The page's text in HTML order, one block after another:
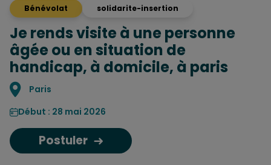
Bénévolat solidarite-insertion
Je rends visite à une personne
âgée ou en situation de
handicap, à domicile, à paris
Localisation
Paris
Début : 28 mai 2026
Postuler